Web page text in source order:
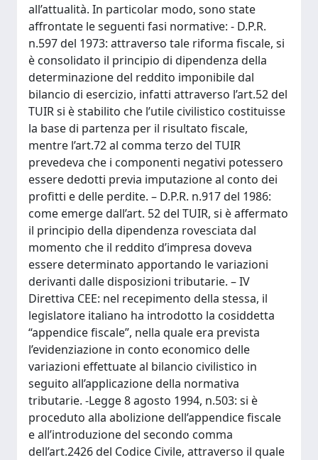
all’attualità. In particolar modo, sono state
affrontate le seguenti fasi normative: - D.P.R.
n.597 del 1973: attraverso tale riforma fiscale, si
è consolidato il principio di dipendenza della
determinazione del reddito imponibile dal
bilancio di esercizio, infatti attraverso l’art.52 del
TUIR si è stabilito che l’utile civilistico costituisse
la base di partenza per il risultato fiscale,
mentre l’art.72 al comma terzo del TUIR
prevedeva che i componenti negativi potessero
essere dedotti previa imputazione al conto dei
profitti e delle perdite. – D.P.R. n.917 del 1986:
come emerge dall’art. 52 del TUIR, si è affermato
il principio della dipendenza rovesciata dal
momento che il reddito d’impresa doveva
essere determinato apportando le variazioni
derivanti dalle disposizioni tributarie. – IV
Direttiva CEE: nel recepimento della stessa, il
legislatore italiano ha introdotto la cosiddetta
“appendice fiscale”, nella quale era prevista
l’evidenziazione in conto economico delle
variazioni effettuate al bilancio civilistico in
seguito all’applicazione della normativa
tributarie. -Legge 8 agosto 1994, n.503: si è
proceduto alla abolizione dell’appendice fiscale
e all’introduzione del secondo comma
dell’art.2426 del Codice Civile, attraverso il quale